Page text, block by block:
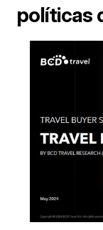
políticas